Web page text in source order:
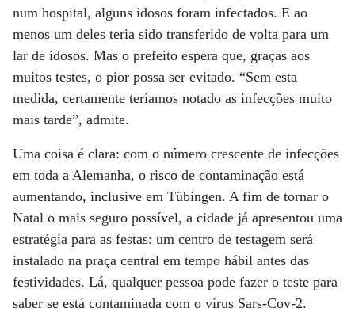
num hospital, alguns idosos foram infectados. E ao
menos um deles teria sido transferido de volta para um
lar de idosos. Mas o prefeito espera que, graças aos
muitos testes, o pior possa ser evitado. “Sem esta
medida, certamente teríamos notado as infecções muito
mais tarde”, admite.
Uma coisa é clara: com o número crescente de infecções
em toda a Alemanha, o risco de contaminação está
aumentando, inclusive em Tübingen. A fim de tornar o
Natal o mais seguro possível, a cidade já apresentou uma
estratégia para as festas: um centro de testagem será
instalado na praça central em tempo hábil antes das
festividades. Lá, qualquer pessoa pode fazer o teste para
saber se está contaminada com o vírus Sars-Cov-2.